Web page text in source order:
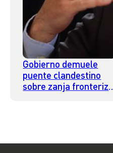
Gobierno demuele
puente clandestino
sobre zanja fronteriza